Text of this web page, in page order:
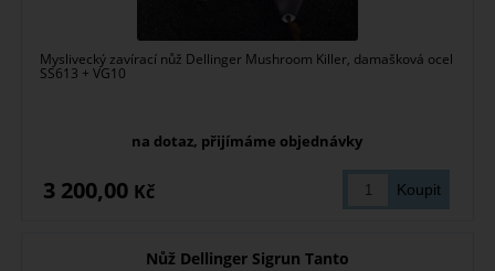
Myslivecký zavírací nůž Dellinger Mushroom Killer, damašková ocel
SS613 + VG10
na dotaz, přijímáme objednávky
3 200,00 Kč
Nůž Dellinger Sigrun Tanto